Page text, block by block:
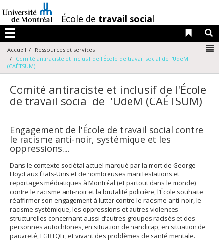
au
contenu
/École de travail social
Menu
Liens
Accueil
Ressources et services
Comité antiraciste et inclusif de l'École de travail social de l'UdeM
(CAÉTSUM)
Comité antiraciste et inclusif de l'École
de travail social de l'UdeM (CAÉTSUM)
Engagement de l'École de travail social contre
le racisme anti-noir, systémique et les
oppressions....
Dans le contexte sociétal actuel marqué par la mort de George
Floyd aux États-Unis et de nombreuses manifestations et
reportages médiatiques à Montréal (et partout dans le monde)
contre le racisme anti-noir et la brutalité policière, l’École souhaite
réaffirmer son engagement à lutter contre le racisme anti-noir, le
racisme systémique, les oppressions et autres violences
structurelles concernant aussi d’autres groupes racisés et des
personnes autochtones, en situation de handicap, en situation de
pauvreté, LGBTQI+, et vivant des problèmes de santé mentale.